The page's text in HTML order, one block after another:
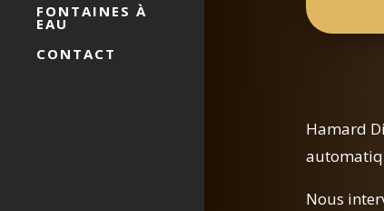
FONTAINES À
EAU
CONTACT
Hamard
Nous